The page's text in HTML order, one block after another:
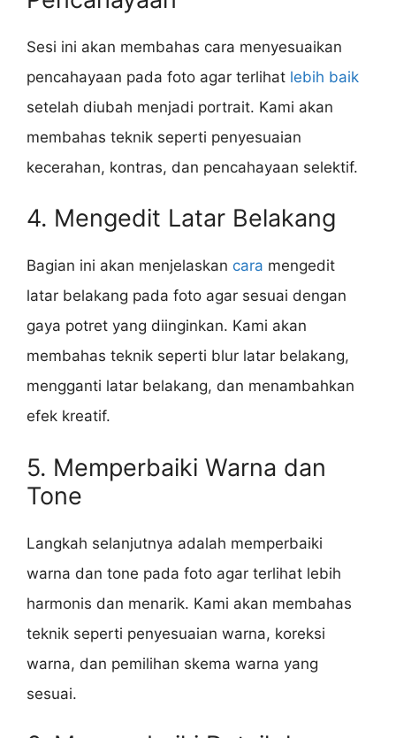
Sesi ini akan membahas cara menyesuaikan
pencahayaan pada foto agar terlihat lebih baik
setelah diubah menjadi portrait. Kami akan
membahas teknik seperti penyesuaian
kecerahan, kontras, dan pencahayaan selektif.
4. Mengedit Latar Belakang
Bagian ini akan menjelaskan cara mengedit
latar belakang pada foto agar sesuai dengan
gaya potret yang diinginkan. Kami akan
membahas teknik seperti blur latar belakang,
mengganti latar belakang, dan menambahkan
efek kreatif.
5. Memperbaiki Warna dan
Tone
Langkah selanjutnya adalah memperbaiki
warna dan tone pada foto agar terlihat lebih
harmonis dan menarik. Kami akan membahas
teknik seperti penyesuaian warna, koreksi
warna, dan pemilihan skema warna yang
sesuai.